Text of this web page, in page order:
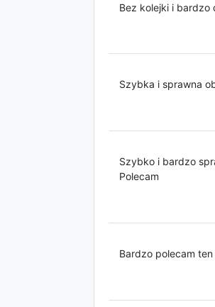
Bez kolejki i bardzo
Szybka i sprawna
Szybko i bardzo
Polecam
Bardzo polecam